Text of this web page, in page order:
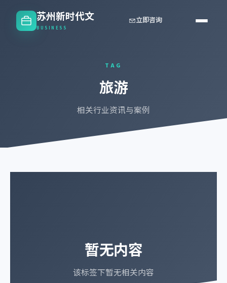
苏州新时代文
BUSINESS
立即咨询
TAG
旅游
相关行业资讯与案例
暂无内容
该标签下暂无相关内容